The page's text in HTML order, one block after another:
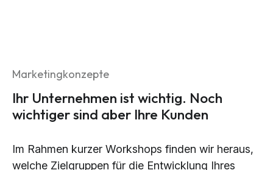
Marketingkonzepte
Ihr Unternehmen ist wichtig. Noch
wichtiger sind aber Ihre Kunden
Im Rahmen kurzer Workshops finden wir heraus,
welche Zielgruppen für die Entwicklung Ihres